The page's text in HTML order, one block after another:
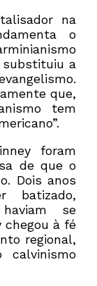
na
o
substituiu a
que,
tem
foram
de que o
Dois anos
batizado,
se
chegou à fé
regional,